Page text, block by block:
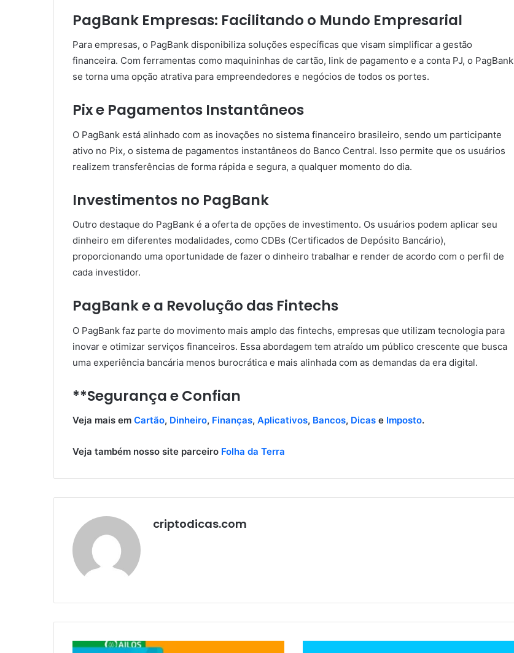
PagBank Empresas: Facilitando o Mundo Empresarial
Para empresas, o PagBank disponibiliza soluções específicas que visam simplificar a gestão
financeira. Com ferramentas como maquininhas de cartão, link de pagamento e a conta PJ, o PagBank
se torna uma opção atrativa para empreendedores e negócios de todos os portes.
Pix e Pagamentos Instantâneos
O PagBank está alinhado com as inovações no sistema financeiro brasileiro, sendo um participante
ativo no Pix, o sistema de pagamentos instantâneos do Banco Central. Isso permite que os usuários
realizem transferências de forma rápida e segura, a qualquer momento do dia.
Investimentos no PagBank
Outro destaque do PagBank é a oferta de opções de investimento. Os usuários podem aplicar seu
dinheiro em diferentes modalidades, como CDBs (Certificados de Depósito Bancário),
proporcionando uma oportunidade de fazer o dinheiro trabalhar e render de acordo com o perfil de
cada investidor.
PagBank e a Revolução das Fintechs
O PagBank faz parte do movimento mais amplo das fintechs, empresas que utilizam tecnologia para
inovar e otimizar serviços financeiros. Essa abordagem tem atraído um público crescente que busca
uma experiência bancária menos burocrática e mais alinhada com as demandas da era digital.
**Segurança e Confian
Veja mais em Cartão, Dinheiro, Finanças, Aplicativos, Bancos, Dicas e Imposto.
Veja também nosso site parceiro Folha da Terra
criptodicas.com
Banco